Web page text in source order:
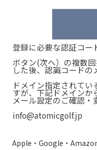
登録に必要な認証コー
ボタン(次へ）の複数
した後、認識コードの
ドメイン指定されて
すが、下記ドメインか
メール設定のご確認・
info@atomicgolf.jp
Apple・Google・